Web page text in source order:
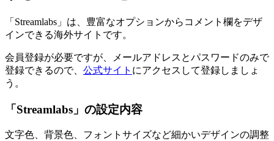
「Streamlabs」は、豊富なオプションからコメント欄をデザ
インできる海外サイトです。
会員登録が必要ですが、メールアドレスとパスワードのみで
登録できるので、 公式サイト にアクセスして登録しましょ
う。
「Streamlabs」の設定内容
文字色、背景色、フォントサイズなど細かいデザインの調整